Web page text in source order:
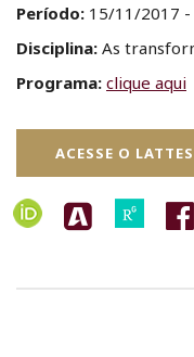
Período: 15/11/2017
Disciplina: As
Programa: clique aqui
ACESSE O LATTES